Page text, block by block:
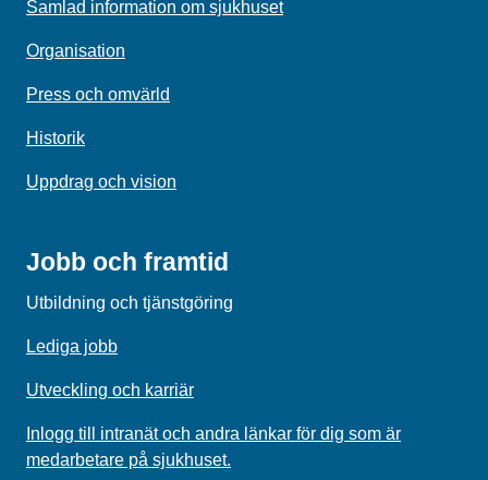
Samlad information om sjukhuset
Organisation
Press och omvärld
Historik
Uppdrag och vision
Jobb och framtid
Utbildning och tjänstgöring
Lediga jobb
Utveckling och karriär
Inlogg till intranät och andra länkar för dig som är
medarbetare på sjukhuset.